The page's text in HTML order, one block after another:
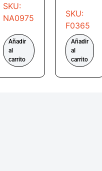
SKU:
NA0975
Añadir
al
carrito
SKU:
F0365
Añadir
al
carrito